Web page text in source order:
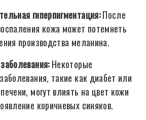
гиперпигментация:После
кожа может потемнеть
производства меланина.
Некоторые
такие как диабет или
могут влиять на цвет кожи
коричневых синяков.